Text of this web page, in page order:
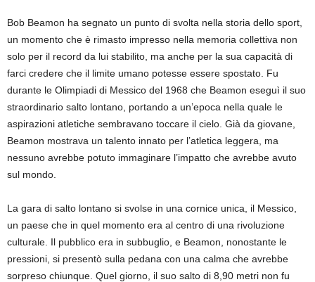
Bob Beamon ha segnato un punto di svolta nella storia dello sport,
un momento che è rimasto impresso nella memoria collettiva non
solo per il record da lui stabilito, ma anche per la sua capacità di
farci credere che il limite umano potesse essere spostato. Fu
durante le Olimpiadi di Messico del 1968 che Beamon eseguì il suo
straordinario salto lontano, portando a un’epoca nella quale le
aspirazioni atletiche sembravano toccare il cielo. Già da giovane,
Beamon mostrava un talento innato per l’atletica leggera, ma
nessuno avrebbe potuto immaginare l’impatto che avrebbe avuto
sul mondo.
La gara di salto lontano si svolse in una cornice unica, il Messico,
un paese che in quel momento era al centro di una rivoluzione
culturale. Il pubblico era in subbuglio, e Beamon, nonostante le
pressioni, si presentò sulla pedana con una calma che avrebbe
sorpreso chiunque. Quel giorno, il suo salto di 8,90 metri non fu